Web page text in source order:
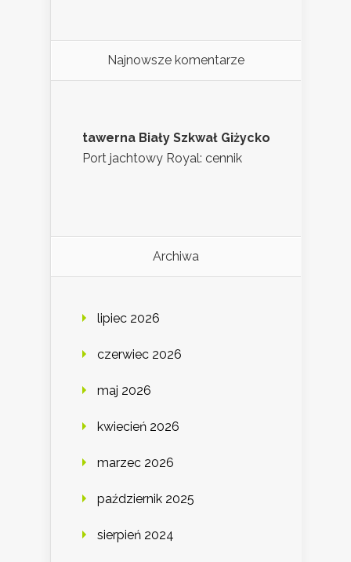
Najnowsze komentarze
tawerna Biały Szkwał Giżycko
Port jachtowy Royal: cennik
Archiwa
lipiec 2026
czerwiec 2026
maj 2026
kwiecień 2026
marzec 2026
październik 2025
sierpień 2024